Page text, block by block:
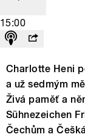
15:00
Charlotte Heni
a už sedmým
Živá paměť a
Sühnezeichen
Čechům a